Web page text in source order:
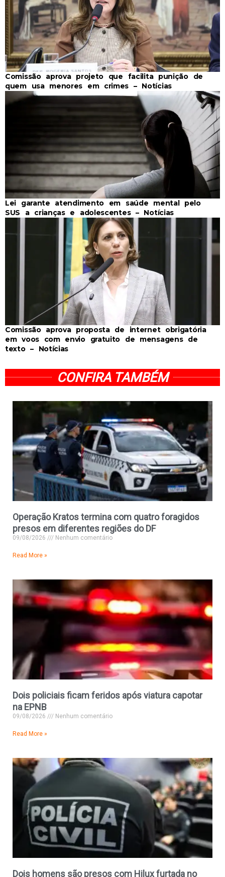
Comissão aprova projeto que facilita punição de
quem usa menores em crimes – Notícias
Lei garante atendimento em saúde mental pelo
SUS a crianças e adolescentes – Notícias
Comissão aprova proposta de internet obrigatória
em voos com envio gratuito de mensagens de
texto – Notícias
CONFIRA TAMBÉM
Operação Kratos termina com quatro foragidos
presos em diferentes regiões do DF
09/08/2026 Nenhum comentário
Read More »
Dois policiais ficam feridos após viatura capotar
na EPNB
09/08/2026 Nenhum comentário
Read More »
Dois homens são presos com Hilux furtada no